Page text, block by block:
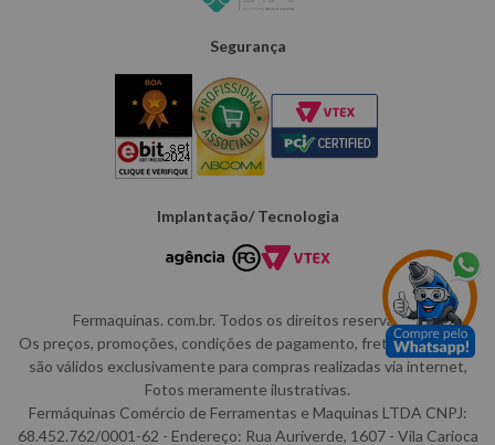
Segurança
Implantação/ Tecnologia
Fermaquinas. com.br. Todos os direitos reservados.
Os preços, promoções, condições de pagamento, frete e produtos
são válidos exclusivamente para compras realizadas via internet,
Fotos meramente ilustrativas.
Fermáquinas Comércio de Ferramentas e Maquinas LTDA CNPJ:
68.452.762/0001-62 - Endereço: Rua Auriverde, 1607 - Vila Carioca